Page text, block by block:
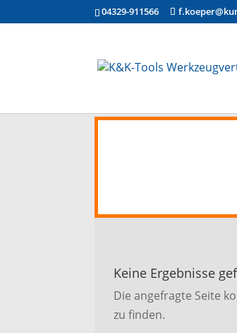
04329-911566
Keine Ergebnisse
Die angefragte Seite
zu finden.